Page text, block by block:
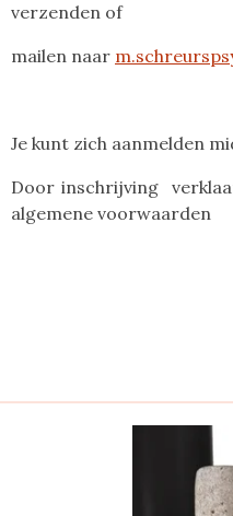
verzenden of
mailen naar
Je kunt zich aanmelden
Door inschrijving
algemene voorwaarden